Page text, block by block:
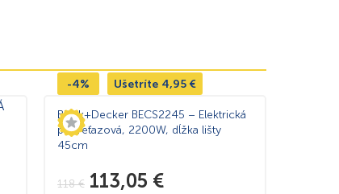
-4% Ušetríte 4,95 €
Black+Decker BECS2245 – Elektrická
píla reťazová, 2200W, dĺžka lišty
45cm
118€ 113,05 €